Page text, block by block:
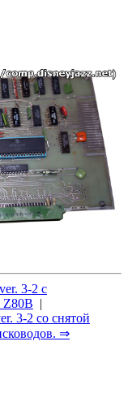
3-2 с
Z80B |
3-2 со снятой
⇒